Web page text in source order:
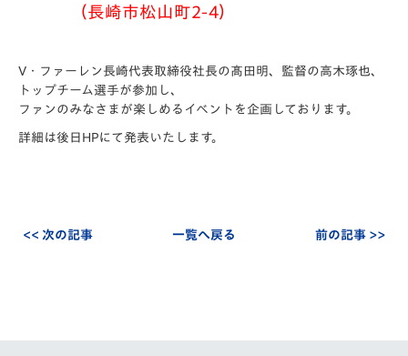
（長崎市松山町2-4）
V・ファーレン長崎代表取締役社長の髙田明、監督の高木琢也、
トップチーム選手が参加し、
ファンのみなさまが楽しめるイベントを企画しております。
詳細は後日HPにて発表いたします。
<< 次の記事 一覧へ戻る 前の記事 >>